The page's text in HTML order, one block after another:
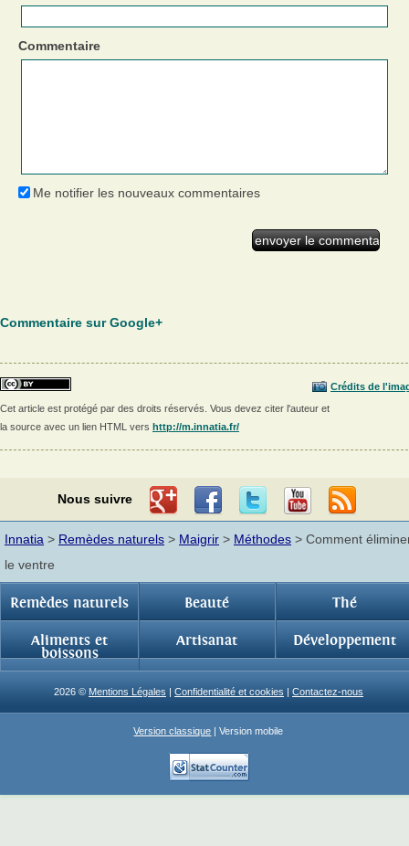
Commentaire
Me notifier les nouveaux commentaires
Commentaire sur Google+
Crédits de
Cet article est protégé par des droits réservés. Vous devez citer l'auteur et
la source avec un lien HTML vers http://m.innatia.fr/
Nous suivre
Innatia > Remèdes naturels > Maigrir > Méthodes > Comment
le ventre
Remèdes naturels Beauté Thé
Aliments et
boissons
Artisanat Développement
2026 © Mentions Légales | Confidentialité et cookies | Contactez-nous
Version classique | Version mobile